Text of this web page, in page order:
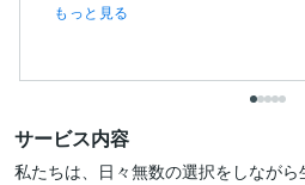
もっと見る
サービス内容
私たちは、日々無数の選択をしながら